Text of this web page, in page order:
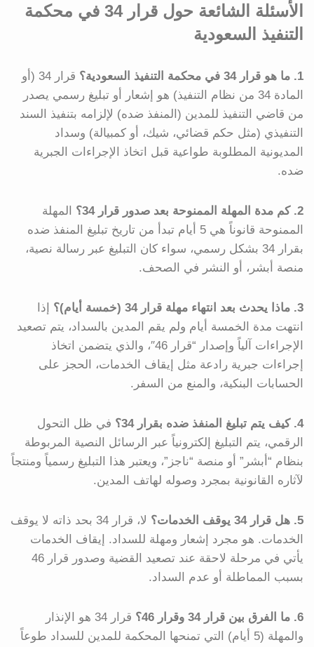
الأسئلة الشائعة حول قرار 34 في محكمة
التنفيذ السعودية
1. ما هو قرار 34 في محكمة التنفيذ السعودية؟
قرار 34 (أو
المادة 34 من نظام التنفيذ) هو إشعار أو تبليغ رسمي يصدر
من قاضي التنفيذ للمدين (المنفذ ضده) لإلزامه بتنفيذ السند
التنفيذي (مثل حكم قضائي، شيك، أو كمبيالة) وسداد
المديونية المطلوبة طواعية قبل اتخاذ الإجراءات الجبرية
ضده.
2. كم مدة المهلة الممنوحة بعد صدور قرار 34؟
المهلة
الممنوحة قانوناً هي 5 أيام تبدأ من تاريخ تبليغ المنفذ ضده
بقرار 34 بشكل رسمي، سواء كان التبليغ عبر رسالة نصية،
منصة أبشر، أو النشر في الصحف.
3. ماذا يحدث بعد انتهاء مهلة قرار 34 (خمسة أيام)؟
إذا
انتهت مدة الخمسة أيام ولم يقم المدين بالسداد، يتم تصعيد
الإجراءات آلياً وإصدار “قرار 46″، والذي يتضمن اتخاذ
إجراءات جبرية رادعة مثل إيقاف الخدمات، الحجز على
الحسابات البنكية، والمنع من السفر.
4. كيف يتم تبليغ المنفذ ضده بقرار 34؟
في ظل التحول
الرقمي، يتم التبليغ إلكترونياً عبر الرسائل النصية المربوطة
بنظام “أبشر” أو منصة “ناجز”، ويعتبر هذا التبليغ رسمياً ومنتجاً
لآثاره القانونية بمجرد وصوله لهاتف المدين.
5. هل قرار 34 يوقف الخدمات؟
لا، قرار 34 بحد ذاته لا يوقف
الخدمات. هو مجرد إشعار ومهلة للسداد. إيقاف الخدمات
يأتي في مرحلة لاحقة عند تصعيد القضية وصدور قرار 46
بسبب المماطلة أو عدم السداد.
6. ما الفرق بين قرار 34 وقرار 46؟
قرار 34 هو الإنذار
والمهلة (5 أيام) التي تمنحها المحكمة للمدين للسداد طوعاً